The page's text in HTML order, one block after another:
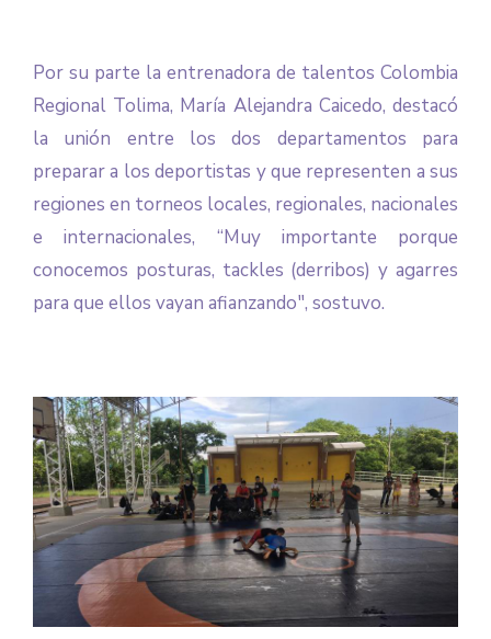
Por su parte la entrenadora de talentos Colombia
Regional Tolima, María Alejandra Caicedo, destacó
la unión entre los dos departamentos para
preparar a los deportistas y que representen a sus
regiones en torneos locales, regionales, nacionales
e internacionales, “Muy importante porque
conocemos posturas, tackles (derribos) y agarres
para que ellos vayan afianzando", sostuvo.